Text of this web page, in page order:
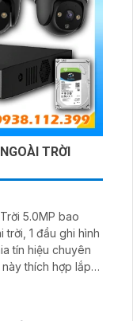
TRỜI
5.0MP bao
trời, 1 đầu ghi hình
tín hiệu chuyên
thích hợp lắp